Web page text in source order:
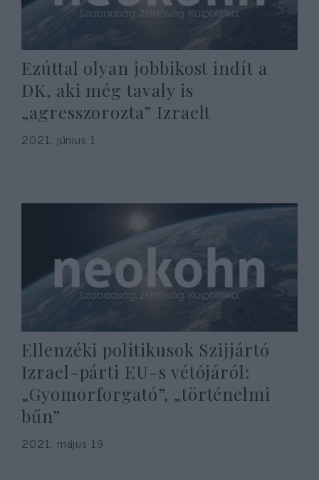
Ezúttal olyan jobbikost indít a
DK, aki még tavaly is
„agresszorozta” Izraelt
2021. június 1.
Ellenzéki politikusok Szijjártó
Izrael-párti EU-s vétójáról:
„Gyomorforgató”, „történelmi
bűn”
2021. május 19.